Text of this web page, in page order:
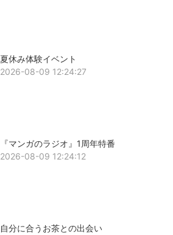
夏休み体験イベント
2026-08-09 12:24:27
『マンガのラジオ』1周年特番
2026-08-09 12:24:12
自分に合うお茶との出会い